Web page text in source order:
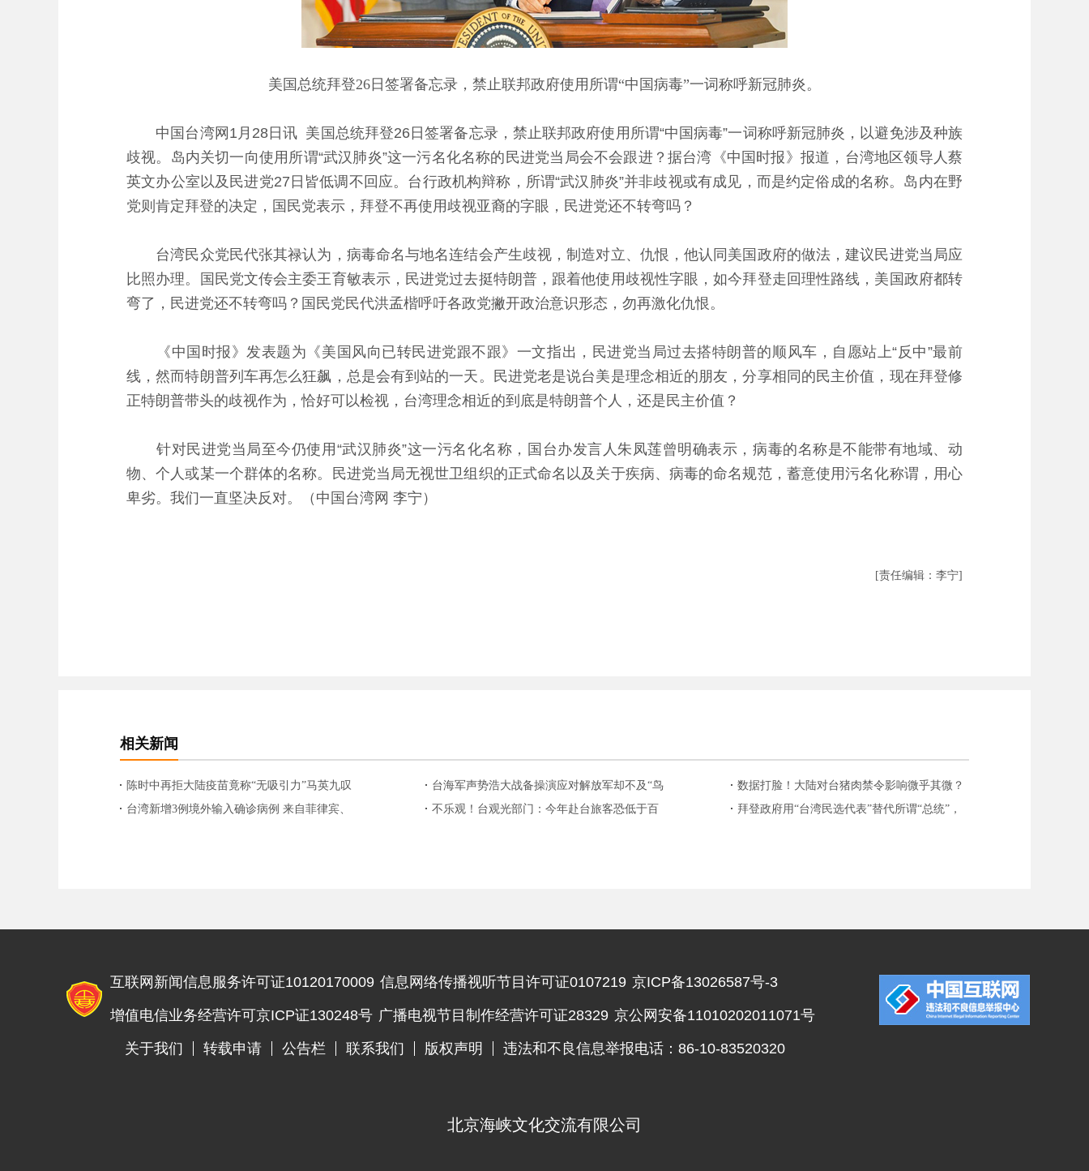
美国总统拜登26日签署备忘录，禁止联邦政府使用所谓“中国病毒”一词称呼新冠肺炎。
中国台湾网1月28日讯 美国总统拜登26日签署备忘录，禁止联邦政府使用所谓“中国病毒”一词称呼新冠肺炎，以避免涉及种族
歧视。岛内关切一向使用所谓“武汉肺炎”这一污名化名称的民进党当局会不会跟进？据台湾《中国时报》报道，台湾地区领导人蔡
英文办公室以及民进党27日皆低调不回应。台行政机构辩称，所谓“武汉肺炎”并非歧视或有成见，而是约定俗成的名称。岛内在野
党则肯定拜登的决定，国民党表示，拜登不再使用歧视亚裔的字眼，民进党还不转弯吗？
台湾民众党民代张其禄认为，病毒命名与地名连结会产生歧视，制造对立、仇恨，他认同美国政府的做法，建议民进党当局应
比照办理。国民党文传会主委王育敏表示，民进党过去挺特朗普，跟着他使用歧视性字眼，如今拜登走回理性路线，美国政府都转
弯了，民进党还不转弯吗？国民党民代洪孟楷呼吁各政党撇开政治意识形态，勿再激化仇恨。
《中国时报》发表题为《美国风向已转民进党跟不跟》一文指出，民进党当局过去搭特朗普的顺风车，自愿站上“反中”最前
线，然而特朗普列车再怎么狂飙，总是会有到站的一天。民进党老是说台美是理念相近的朋友，分享相同的民主价值，现在拜登修
正特朗普带头的歧视作为，恰好可以检视，台湾理念相近的到底是特朗普个人，还是民主价值？
针对民进党当局至今仍使用“武汉肺炎”这一污名化名称，国台办发言人朱凤莲曾明确表示，病毒的名称是不能带有地域、动
物、个人或某一个群体的名称。民进党当局无视世卫组织的正式命名以及关于疾病、病毒的命名规范，蓄意使用污名化称谓，用心
卑劣。我们一直坚决反对。（中国台湾网 李宁）
[责任编辑：李宁]
相关新闻
陈时中再拒大陆疫苗竟称“无吸引力”马英九叹
错失两岸缓和良机
台海军声势浩大战备操演应对解放军却不及“鸟
新闻”抢戏
数据打脸！大陆对台猪肉禁令影响微乎其微？
近九成出口大陆含港澳
台湾新增3例境外输入确诊病例 来自菲律宾、
不乐观！台观光部门：今年赴台旅客恐低于百
拜登政府用“台湾民选代表”替代所谓“总统”，
互联网新闻信息服务许可证10120170009 信息网络传播视听节目许可证0107219 京ICP备13026587号-3
增值电信业务经营许可京ICP证130248号 广播电视节目制作经营许可证28329 京公网安备11010202011071号
关于我们 转载申请 公告栏 联系我们 版权声明 违法和不良信息举报电话：86-10-83520320
违法和不良信息举报电话
北京海峡文化交流有限公司